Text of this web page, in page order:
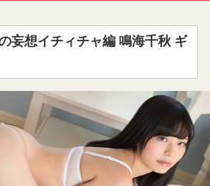
妄想イチィチャ編 鳴海千秋 ギ